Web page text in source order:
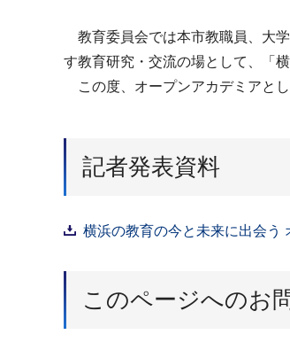
教育委員会では本市教職員、大
す教育研究・交流の場として、「
この度、オープンアカデミアと
記者発表資料
横浜の教育の今と未来に出会う
このページへのお